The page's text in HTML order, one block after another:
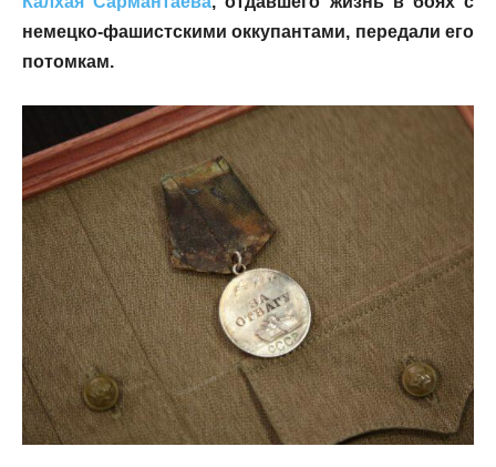
немецко-фашистскими оккупантами, передали его
потомкам.